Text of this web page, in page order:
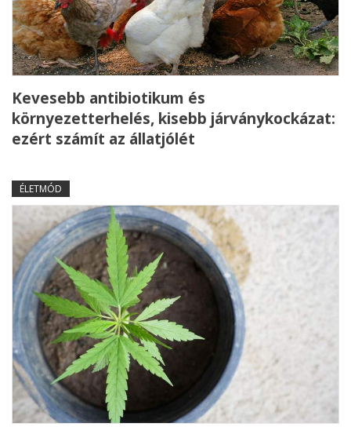
Kevesebb antibiotikum és
környezetterhelés, kisebb járványkockázat:
ezért számít az állatjólét
ÉLETMÓD